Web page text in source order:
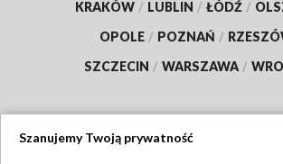
KRAKÓW / LUBLIN / ŁÓDŹ /
OPOLE / POZNAŃ /
SZCZECIN / WARSZAWA /
Szanujemy Twoją prywatność